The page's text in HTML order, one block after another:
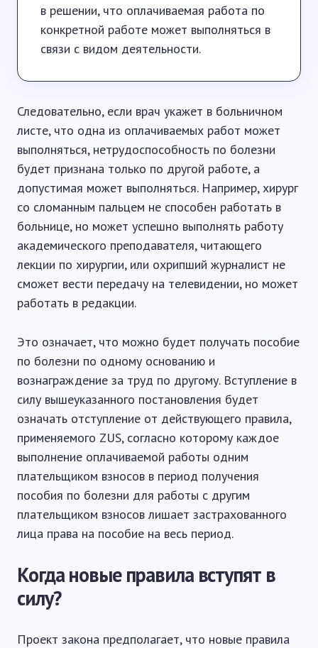
в решении, что оплачиваемая работа по
конкретной работе может выполняться в
связи с видом деятельности.
Следовательно, если врач укажет в больничном
листе, что одна из оплачиваемых работ может
выполняться, нетрудоспособность по болезни
будет признана только по другой работе, а
допустимая может выполняться. Например, хирург
со сломанным пальцем не способен работать в
больнице, но может успешно выполнять работу
академического преподавателя, читающего
лекции по хирургии, или охрипший журналист не
сможет вести передачу на телевидении, но может
работать в редакции.
Это означает, что можно будет получать пособие
по болезни по одному основанию и
вознаграждение за труд по другому. Вступление в
силу вышеуказанного постановления будет
означать отступление от действующего правила,
применяемого ZUS, согласно которому каждое
выполнение оплачиваемой работы одним
плательщиком взносов в период получения
пособия по болезни для работы с другим
плательщиком взносов лишает застрахованного
лица права на пособие на весь период.
Когда новые правила вступят в
силу?
Проект закона предполагает, что новые правила